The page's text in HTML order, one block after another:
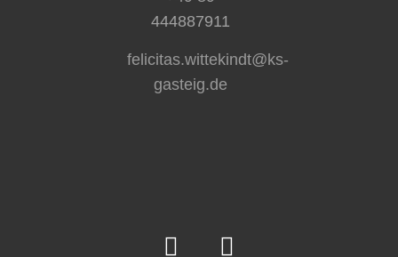
444887911
felicitas.wittekindt@ks-
gasteig.de